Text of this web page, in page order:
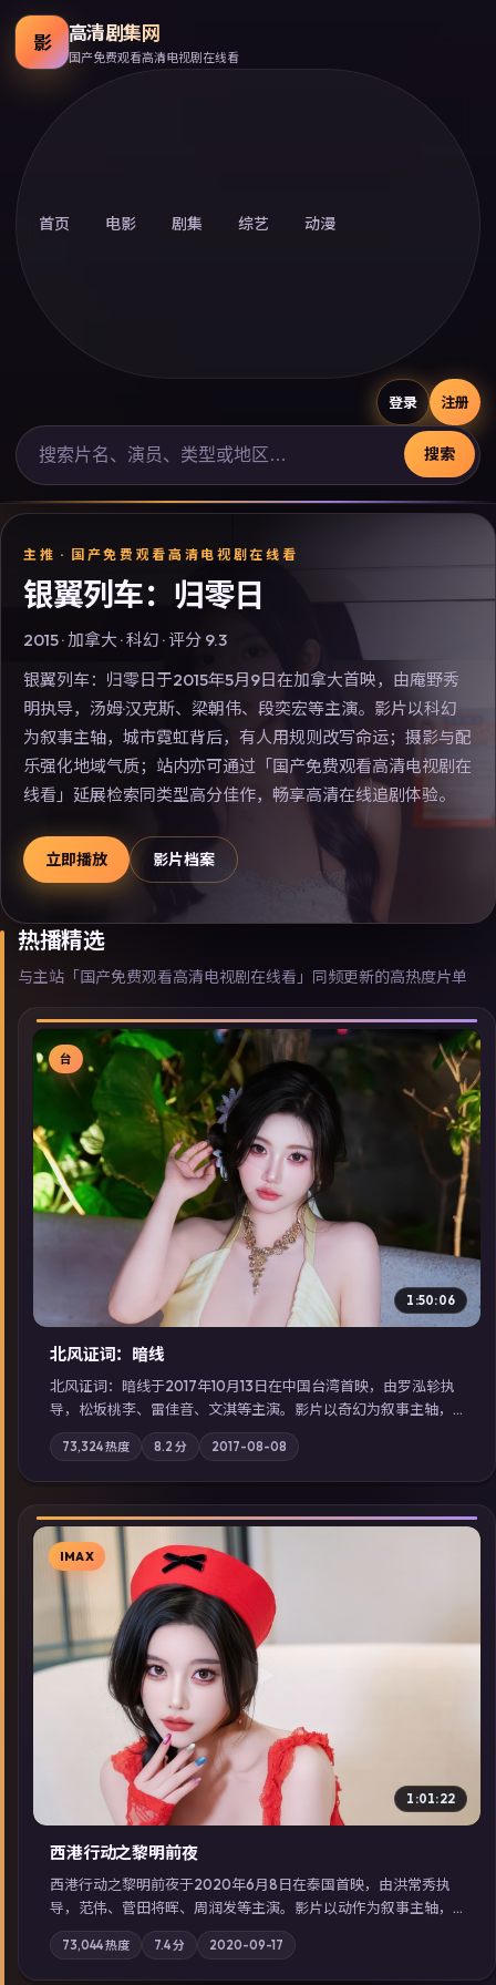
影 高清剧集网
国产免费观看高清电视剧在线看
首页 电影 剧集 综艺 动漫
登录 注册
搜索
主推 · 国产免费观看高清电视剧在线看
银翼列车：归零日
2015·加拿大 ·科幻 · 评分 9.3
银翼列车：归零日于2015年5月9日在加拿大首映，由庵野秀
明执导，汤姆·汉克斯、梁朝伟、段奕宏等主演。影片以科幻
为叙事主轴，城市霓虹背后，有人用规则改写命运；摄影与配
乐强化地域气质；站内亦可通过「国产免费观看高清电视剧在
线看」延展检索同类型高分佳作，畅享高清在线追剧体验。
立即播放 影片档案
热播精选
与主站「国产免费观看高清电视剧在线看」同频更新的高热度片单
▶
台
1:50:06
北风证词：暗线
北风证词：暗线于2017年10月13日在中国台湾首映，由罗泓轸执
导，松坂桃李、雷佳音、文淇等主演。影片以奇幻为叙事主轴，
旧案重提，真相与谎言在同一条时间线上交锋；摄影与配乐强化
地域气质；站内亦可通过「国产免费观看高清电视剧在线看」延
展检索同类型高分佳作，畅享高清在线追剧体验。
73,324热度 8.2 分 2017-08-08
▶
IMAX
1:01:22
西港行动之黎明前夜
西港行动之黎明前夜于2020年6月8日在泰国首映，由洪常秀执
导，范伟、菅田将晖、周润发等主演。影片以动作为叙事主轴，
亲情与职责必须在倒计时结束前做出抉择；摄影与配乐强化地域
气质；站内亦可通过「国产免费观看高清电视剧在线看」延展检
索同类型高分佳作，畅享高清在线追剧体验。
73,044热度 7.4分 2020-09-17